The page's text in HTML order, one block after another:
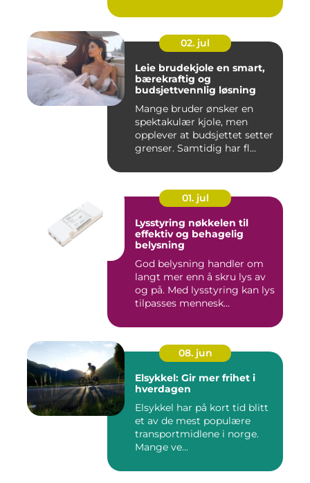
02. jul
Leie brudekjole en smart,
bærekraftig og
budsjettvennlig løsning
Mange bruder ønsker en
spektakulær kjole, men
opplever at budsjettet setter
grenser. Samtidig har fl...
01. jul
Lysstyring nøkkelen til
effektiv og behagelig
belysning
God belysning handler om
langt mer enn å skru lys av
og på. Med lysstyring kan lys
tilpasses mennesk...
08. jun
Elsykkel: Gir mer frihet i
hverdagen
Elsykkel har på kort tid blitt
et av de mest populære
transportmidlene i norge.
Mange ve...